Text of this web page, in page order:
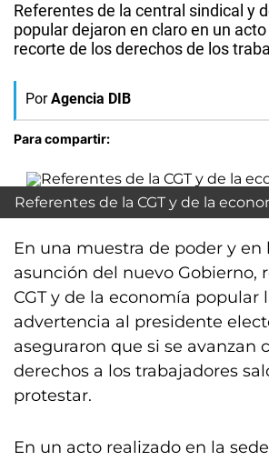
Referentes de la central sindical y
popular dejaron en claro en un acto
recorte de los derechos de los
Por Agencia DIB
Para compartir:
Referentes de la CGT y de la
En una muestra de poder y en
asunción del nuevo Gobierno,
CGT y de la economía popular
advertencia al presidente
aseguraron que si se avanzan
derechos a los trabajadores
protestar.
En un acto realizado en la